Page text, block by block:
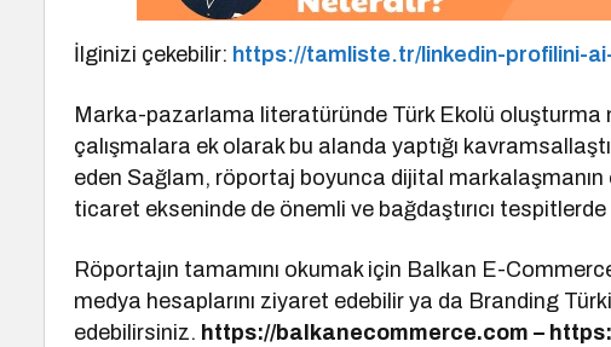
İlginizi çekebilir: https://tamliste.tr/linkedin-profilini-
Marka-pazarlama literatüründe Türk Ekolü
çalışmalara ek olarak bu alanda yaptığı
eden Sağlam, röportaj boyunca dijital
ticaret ekseninde de önemli ve bağdaştırıcı tespitlerde
Röportajın tamamını okumak için Balkan E-
medya hesaplarını ziyaret edebilir ya da Branding
edebilirsiniz. https://balkanecommerce.com –